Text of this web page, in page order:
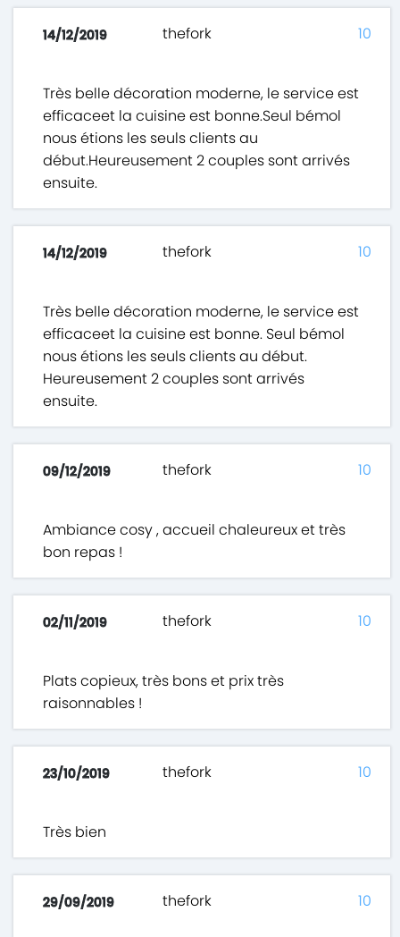
14/12/2019 thefork
Très belle décoration moderne, le service est
efficaceet la cuisine est bonne.Seul bémol
nous étions les seuls clients au
début.Heureusement 2 couples sont arrivés
ensuite.
10
14/12/2019 thefork
Très belle décoration moderne, le service est
efficaceet la cuisine est bonne. Seul bémol
nous étions les seuls clients au début.
Heureusement 2 couples sont arrivés
ensuite.
10
09/12/2019 thefork
Ambiance cosy , accueil chaleureux et très
bon repas !
10
02/11/2019 thefork
Plats copieux, très bons et prix très
raisonnables !
10
23/10/2019 thefork
Très bien
10
29/09/2019 thefork 10